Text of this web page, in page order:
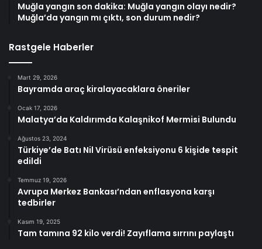
Muğla yangın son dakika: Muğla yangın olayı nedir?
Muğla’da yangın mı çıktı, son durum nedir?
Rastgele Haberler
Mart 29, 2026
Bayramda araç kiralayacaklara öneriler
Ocak 17, 2026
Malatya’da Kaldırımda Kalaşnikof Mermisi Bulundu
Ağustos 23, 2024
Türkiye’de Batı Nil Virüsü enfeksiyonu 6 kişide tespit
edildi
Temmuz 19, 2026
Avrupa Merkez Bankası’ndan enflasyona karşı
tedbirler
Kasım 19, 2025
Tam tamına 92 kilo verdi! Zayıflama sırrını paylaştı